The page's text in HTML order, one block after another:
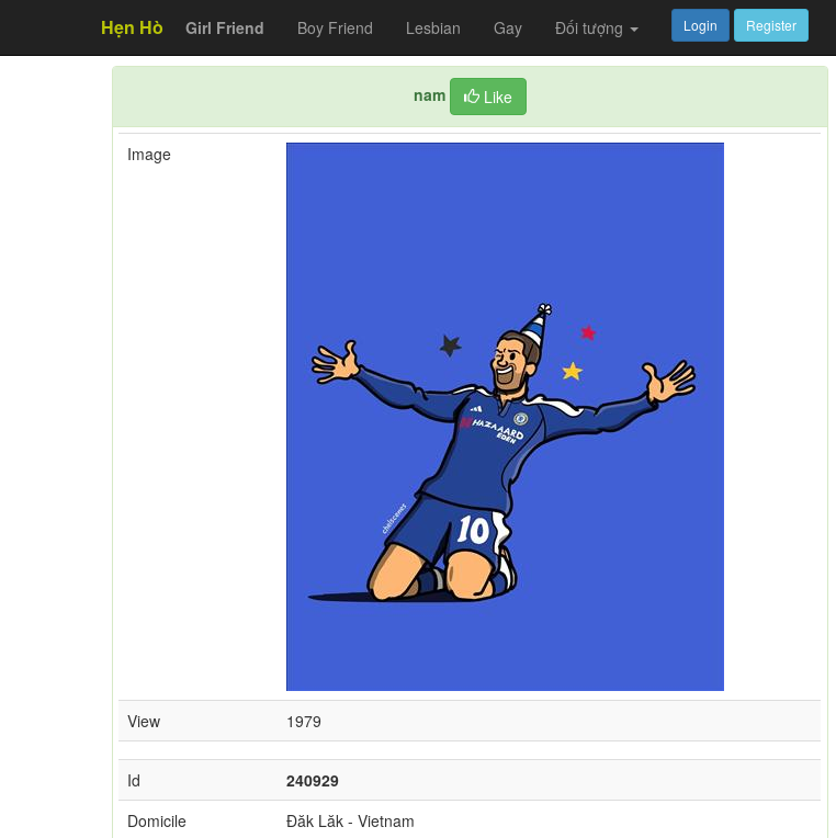
Hẹn Hò Girl Friend Boy Friend Lesbian Gay Đối tượng Login Register
nam Like
Image
View 1979
Id
240929
Domicile
Đăk Lăk - Vietnam